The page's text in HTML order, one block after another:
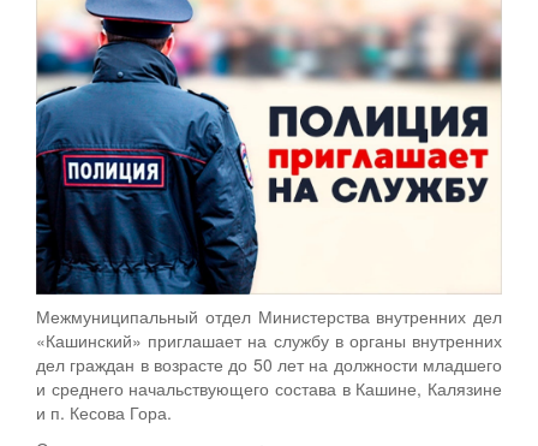
Межмуниципальный отдел Министерства внутренних дел
«Кашинский» приглашает на службу в органы внутренних
дел граждан в возрасте до 50 лет на должности младшего
и среднего начальствующего состава в Кашине, Калязине
и п. Кесова Гора.